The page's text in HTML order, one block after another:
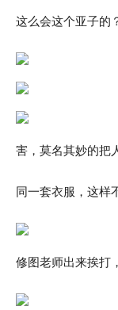
这么会这个亚子的
害，莫名其妙的把
同一套衣服，这样
修图老师出来挨打